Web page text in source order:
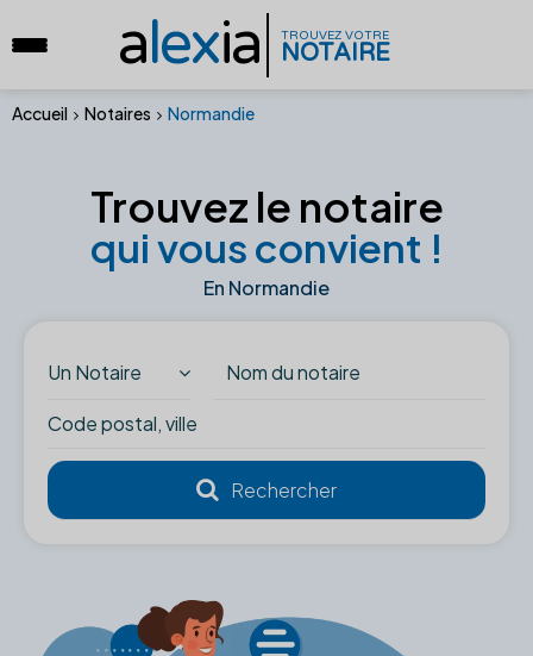
alexia TROUVEZ VOTRE
NOTAIRE
Accueil Notaires Normandie
Trouvez le notaire
qui vous convient !
En Normandie
Un Notaire